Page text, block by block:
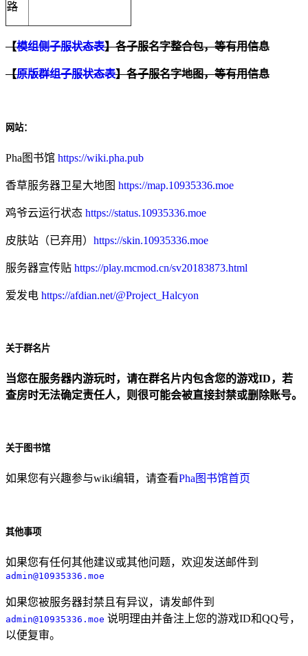
路
【模组侧子服状态表】各子服名字整合包，等有用信息
【原版群组子服状态表】各子服名字地图，等有用信息
网站：
Pha图书馆 https://wiki.pha.pub
香草服务器卫星大地图 https://map.10935336.moe
鸡爷云运行状态 https://status.10935336.moe
皮肤站（已弃用） https://skin.10935336.moe
服务器宣传贴 https://play.mcmod.cn/sv20183873.html
爱发电 https://afdian.net/@Project_Halcyon
关于群名片
当您在服务器内游玩时，请在群名片内包含您的游戏ID，若
查房时无法确定责任人，则很可能会被直接封禁或删除账号。
关于图书馆
如果您有兴趣参与wiki编辑，请查看Pha图书馆首页
其他事项
如果您有任何其他建议或其他问题，欢迎发送邮件到
admin@10935336.moe
如果您被服务器封禁且有异议，请发邮件到
admin@10935336.moe 说明理由并备注上您的游戏ID和QQ号，
以便复审。